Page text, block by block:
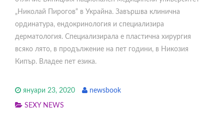
„Николай Пирогов“ в Украйна. Завършва клинична
ординатура, ендокринология и специализира
дерматология. Специализирала е пластична хирургия
всяко лято, в продължение на пет години, в Никозия
Кипър. Владее пет езика.
януари 23, 2020 newsbook
SEXY NEWS